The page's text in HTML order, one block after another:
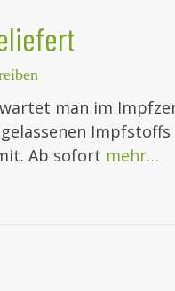
man im
Ab sofort mehr…